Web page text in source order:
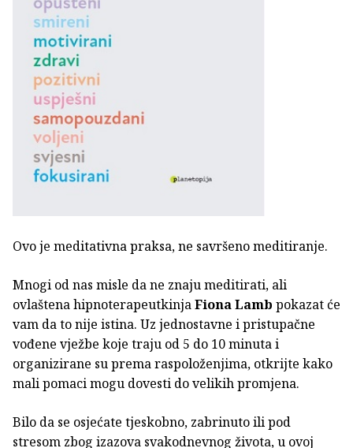
Ovo je meditativna praksa, ne savršeno meditiranje.
Mnogi od nas misle da ne znaju meditirati, ali
ovlaštena hipnoterapeutkinjaFiona Lamb pokazat će
vam da to nije istina. Uz jednostavne i pristupačne
vođene vježbe koje traju od 5 do 10 minuta i
organizirane su prema raspoloženjima, otkrijte kako
mali pomaci mogu dovesti do velikih promjena.
Bilo da se osjećate tjeskobno, zabrinuto ili pod
stresom zbog izazova svakodnevnog života, u ovoj